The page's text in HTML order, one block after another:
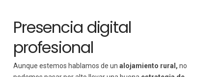
Presencia digital
profesional
Aunque estemos hablamos de un alojamiento rural, no